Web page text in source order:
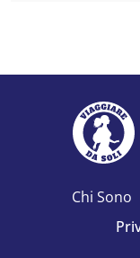
Chi Sono